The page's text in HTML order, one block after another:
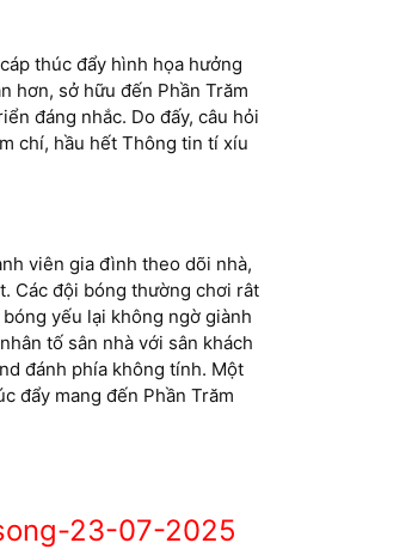
thúc đẩy hình họa hưởng
hơn, sở hữu đến Phần Trăm
đáng nhắc. Do đấy, câu hỏi
chí, hầu hết Thông tin tí xíu
viên gia đình theo dõi nhà,
Các đội bóng thường chơi rât
yếu lại không ngờ giành
tố sân nhà với sân khách
đánh phía không tính. Một
đẩy mang đến Phần Trăm
23-07-2025